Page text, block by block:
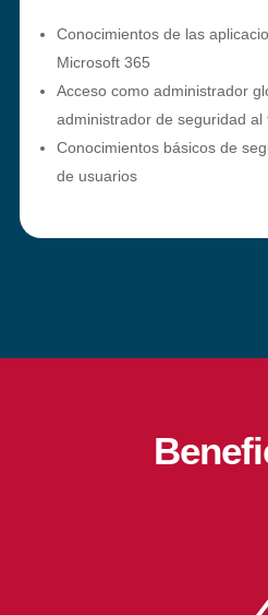
Conocimientos de las
Microsoft 365
Acceso como administrador
administrador de seguridad
Conocimientos básicos de
de usuarios